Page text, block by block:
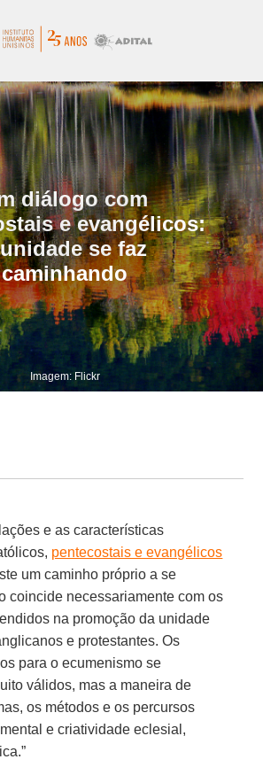
diálogo com
e evangélicos:
se faz
caminhando
Imagem: Flickr
e as características
pentecostais e evangélicos
um caminho próprio a se
coincide necessariamente com os
na promoção da unidade
e protestantes. Os
para o ecumenismo se
válidos, mas a maneira de
os métodos e os percursos
e criatividade eclesial,